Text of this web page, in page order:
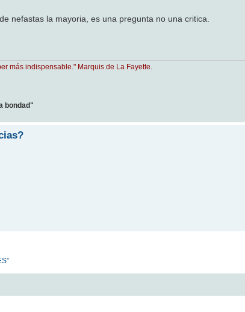
nefastas la mayoria, es una pregunta no una critica.
más indispensable." Marquis de La Fayette.
bondad"